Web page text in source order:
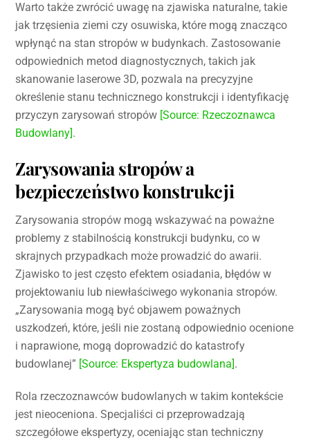
Warto także zwrócić uwagę na zjawiska naturalne, takie
jak trzęsienia ziemi czy osuwiska, które mogą znacząco
wpłynąć na stan stropów w budynkach. Zastosowanie
odpowiednich metod diagnostycznych, takich jak
skanowanie laserowe 3D, pozwala na precyzyjne
określenie stanu technicznego konstrukcji i identyfikację
przyczyn zarysowań stropów [Source: Rzeczoznawca
Budowlany].
Zarysowania stropów a
bezpieczeństwo konstrukcji
Zarysowania stropów mogą wskazywać na poważne
problemy z stabilnością konstrukcji budynku, co w
skrajnych przypadkach może prowadzić do awarii.
Zjawisko to jest często efektem osiadania, błędów w
projektowaniu lub niewłaściwego wykonania stropów.
„Zarysowania mogą być objawem poważnych
uszkodzeń, które, jeśli nie zostaną odpowiednio ocenione
i naprawione, mogą doprowadzić do katastrofy
budowlanej” [Source: Ekspertyza budowlana].
Rola rzeczoznawców budowlanych w takim kontekście
jest nieoceniona. Specjaliści ci przeprowadzają
szczegółowe ekspertyzy, oceniając stan techniczny